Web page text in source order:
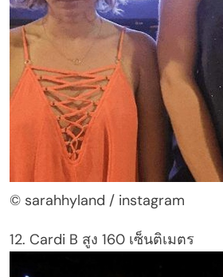
© sarahhyland / instagram
12. Cardi B สูง 160 เซ็นติเมตร